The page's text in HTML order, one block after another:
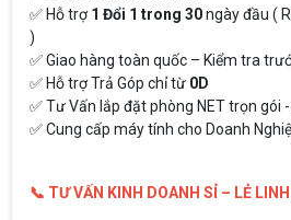
✅ Hỗ trợ1 Đổi 1 trong 30ngày đầu (
)
✅ Giao hàng toàn quốc – Kiểm tra
✅ Hỗ trợ Trả Góp chỉ từ 0D
✅ Tư Vấn lắp đặt phòng NET trọn gói
✅ Cung cấp máy tính cho Doanh
📞 TƯ VẤN KINH DOANH SỈ – LẺ